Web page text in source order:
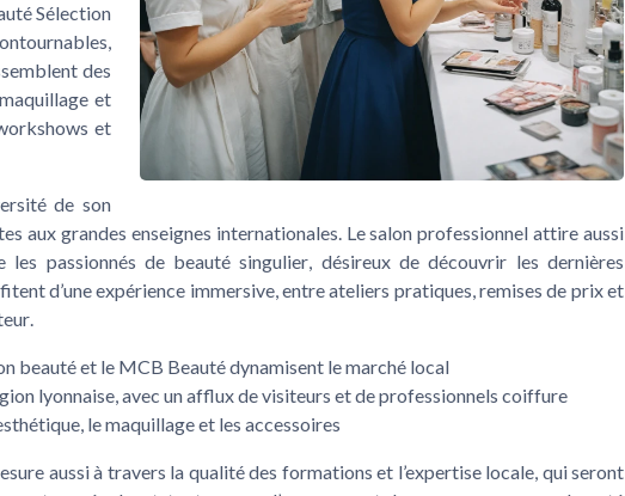
Sélection
des
maquillage et
et
de son
aux grandes enseignes internationales. Lesalon professionnel attire aussi
les passionnés de beauté singulier, désireux de découvrir les dernières
d’une expérience immersive, entre ateliers pratiques, remises de prixet
.
beautéet le MCB Beautédynamisent le marché local
lyonnaise, avec un afflux devisiteurs et deprofessionnels coiffure
, lemaquillageet les accessoires
aussi à travers la qualité des formations et l’expertise locale, qui seront